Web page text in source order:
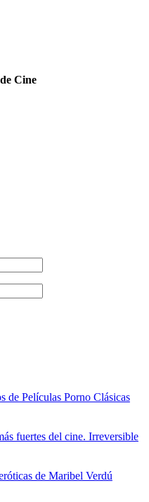
Cine
de Películas Porno Clásicas
fuertes del cine. Irreversible
de Maribel Verdú